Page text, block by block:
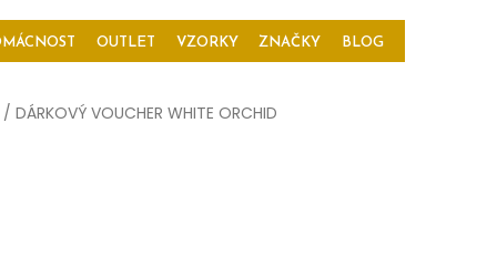
OUTLET VZORKY ZNAČKY BLOG
/ DÁRKOVÝ VOUCHER WHITE ORCHID